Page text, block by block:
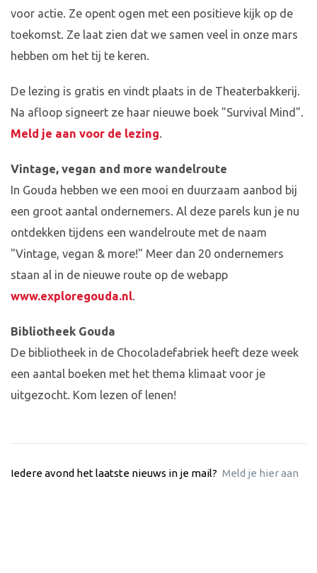
voor actie. Ze opent ogen met een positieve kijk op de
toekomst. Ze laat zien dat we samen veel in onze mars
hebben om het tij te keren.
De lezing is gratis en vindt plaats in de Theaterbakkerij.
Na afloop signeert ze haar nieuwe boek "Survival Mind".
Meld je aan voor de lezing.
Vintage, vegan and more wandelroute
In Gouda hebben we een mooi en duurzaam aanbod bij
een groot aantal ondernemers. Al deze parels kun je nu
ontdekken tijdens een wandelroute met de naam
"Vintage, vegan & more!" Meer dan 20 ondernemers
staan al in de nieuwe route op de webapp
www.exploregouda.nl.
Bibliotheek Gouda
De bibliotheek in de Chocoladefabriek heeft deze week
een aantal boeken met het thema klimaat voor je
uitgezocht. Kom lezen of lenen!
Iedere avond het laatste nieuws in je mail? Meld je hier aan